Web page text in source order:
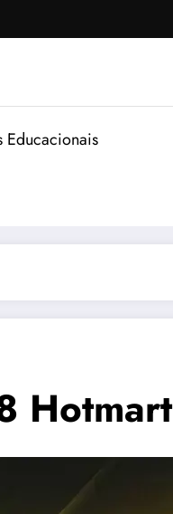
Educacionais
Hotmart